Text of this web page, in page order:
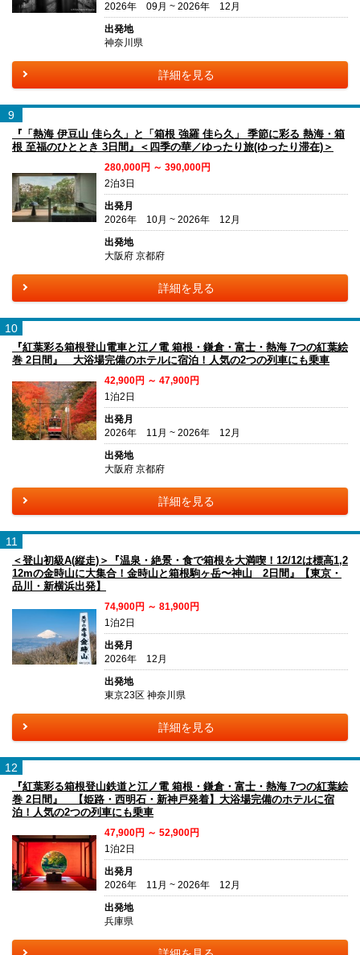
2026年 09月 ~ 2026年 12月
出発地
神奈川県
詳細を見る
9
『「熱海 伊豆山 佳ら久」と「箱根 強羅 佳ら久」 季節に彩る 熱海・箱
根 至福のひととき 3日間』＜四季の華／ゆったり旅(ゆったり滞在)＞
280,000円 ～ 390,000円
2泊3日
出発月
2026年 10月 ~ 2026年 12月
出発地
大阪府 京都府
詳細を見る
10
『紅葉彩る箱根登山電車と江ノ電 箱根・鎌倉・富士・熱海 7つの紅葉絵
巻 2日間』 大浴場完備のホテルに宿泊！人気の2つの列車にも乗車
42,900円 ～ 47,900円
1泊2日
出発月
2026年 11月 ~ 2026年 12月
出発地
大阪府 京都府
詳細を見る
11
＜登山初級A(縦走)＞『温泉・絶景・食で箱根を大満喫！12/12は標高1,2
12mの金時山に大集合！金時山と箱根駒ヶ岳〜神山 2日間』【東京・
品川・新横浜出発】
74,900円 ～ 81,900円
1泊2日
出発月
2026年 12月
出発地
東京23区 神奈川県
詳細を見る
12
『紅葉彩る箱根登山鉄道と江ノ電 箱根・鎌倉・富士・熱海 7つの紅葉絵
巻 2日間』 【姫路・西明石・新神戸発着】大浴場完備のホテルに宿
泊！人気の2つの列車にも乗車
47,900円 ～ 52,900円
1泊2日
出発月
2026年 11月 ~ 2026年 12月
出発地
兵庫県